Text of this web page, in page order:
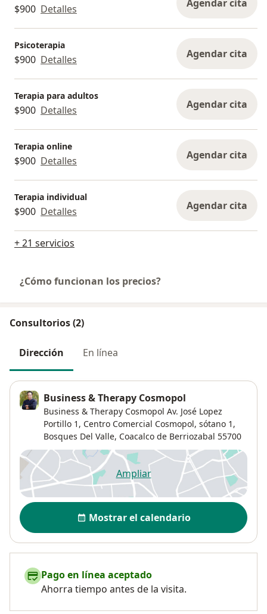
$900 Detalles Agendar cita
Psicoterapia
$900 Detalles Agendar cita
Terapia para adultos
$900 Detalles Agendar cita
Terapia online
$900 Detalles Agendar cita
Terapia individual
$900 Detalles Agendar cita
+ 21 servicios
¿Cómo funcionan los precios?
Consultorios (2)
Dirección En línea
Business & Therapy Cosmopol
Business & Therapy Cosmopol Av. José Lopez
Portillo 1, Centro Comercial Cosmopol, sótano 1,
Bosques Del Valle, Coacalco de Berriozabal 55700
Ampliarse abre en una nueva
Disponibilidad
Mostrar el calendario
Pago en línea aceptado
Ahorra tiempo antes de la visita.